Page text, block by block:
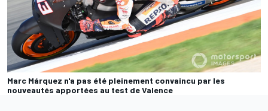
Marc Márquez n'a pas été pleinement convaincu par les
nouveautés apportées au test de Valence